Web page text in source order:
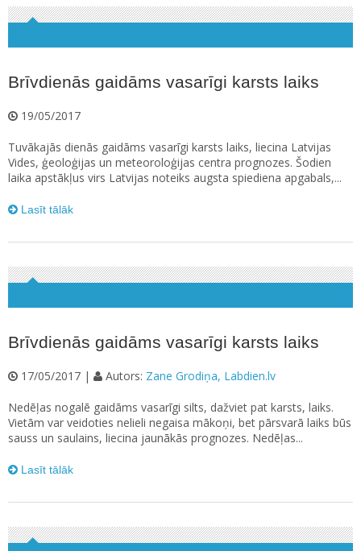
Brīvdienās gaidāms vasarīgi karsts laiks
19/05/2017
Tuvākajās dienās gaidāms vasarīgi karsts laiks, liecina Latvijas
Vides, ģeoloģijas un meteoroloģijas centra prognozes. Šodien
laika apstākļus virs Latvijas noteiks augsta spiediena apgabals,...
Lasīt tālāk
Brīvdienās gaidāms vasarīgi karsts laiks
17/05/2017 | Autors: Zane Grodiņa, Labdien.lv
Nedēļas nogalē gaidāms vasarīgi silts, dažviet pat karsts, laiks.
Vietām var veidoties nelieli negaisa mākoņi, bet pārsvarā laiks būs
sauss un saulains, liecina jaunākās prognozes. Nedēļas...
Lasīt tālāk